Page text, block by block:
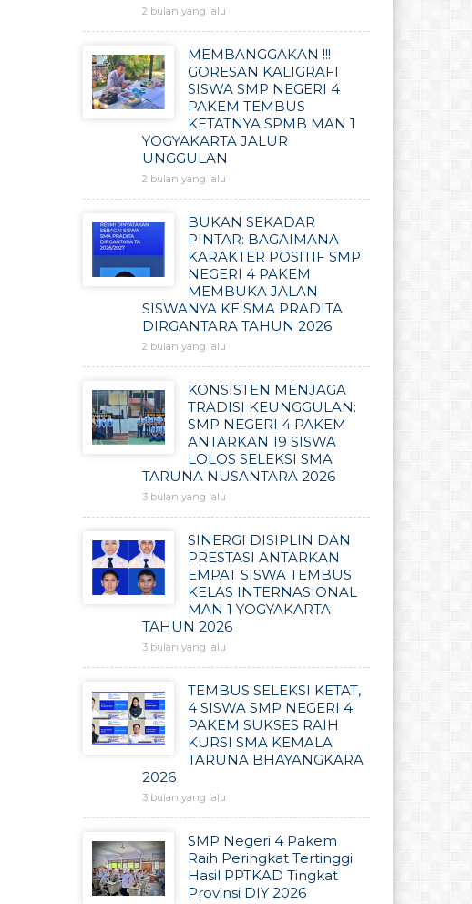
2 bulan yang lalu
MEMBANGGAKAN !!!
GORESAN KALIGRAFI
SISWA SMP NEGERI 4
PAKEM TEMBUS
KETATNYA SPMB MAN 1
YOGYAKARTA JALUR
UNGGULAN
2 bulan yang lalu
BUKAN SEKADAR
PINTAR: BAGAIMANA
KARAKTER POSITIF SMP
NEGERI 4 PAKEM
MEMBUKA JALAN
SISWANYA KE SMA PRADITA
DIRGANTARA TAHUN 2026
2 bulan yang lalu
KONSISTEN MENJAGA
TRADISI KEUNGGULAN:
SMP NEGERI 4 PAKEM
ANTARKAN 19 SISWA
LOLOS SELEKSI SMA
TARUNA NUSANTARA 2026
3 bulan yang lalu
SINERGI DISIPLIN DAN
PRESTASI ANTARKAN
EMPAT SISWA TEMBUS
KELAS INTERNASIONAL
MAN 1 YOGYAKARTA
TAHUN 2026
3 bulan yang lalu
TEMBUS SELEKSI KETAT,
4 SISWA SMP NEGERI 4
PAKEM SUKSES RAIH
KURSI SMA KEMALA
TARUNA BHAYANGKARA
2026
3 bulan yang lalu
SMP Negeri 4 Pakem
Raih Peringkat Tertinggi
Hasil PPTKAD Tingkat
Provinsi DIY 2026